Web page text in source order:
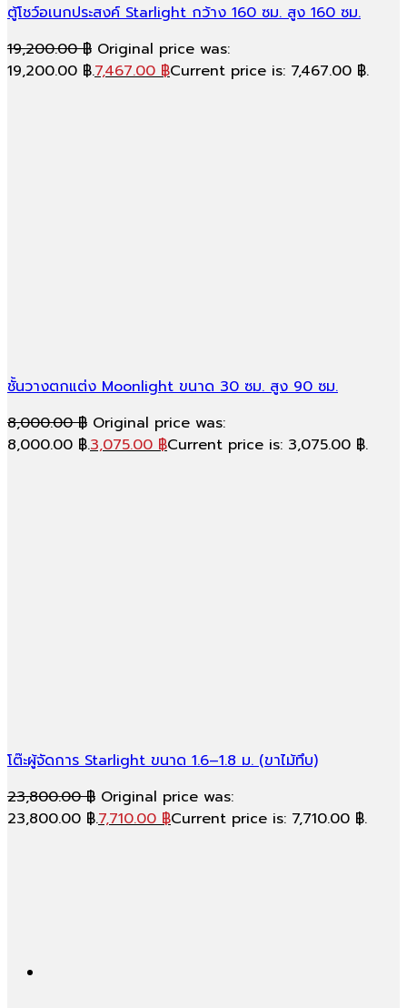
ตู้โชว์อเนกประสงค์ Starlight กว้าง 160 ซม. สูง 160 ซม.
19,200.00฿ Original price was:
19,200.00 ฿.7,467.00 ฿Current price is: 7,467.00 ฿.
ชั้นวางตกแต่ง Moonlight ขนาด 30 ซม. สูง 90 ซม.
8,000.00฿ Original price was:
8,000.00 ฿.3,075.00 ฿Current price is: 3,075.00 ฿.
โต๊ะผู้จัดการ Starlight ขนาด 1.6–1.8 ม. (ขาไม้ทึบ)
23,800.00฿ Original price was:
23,800.00 ฿.7,710.00 ฿Current price is: 7,710.00 ฿.